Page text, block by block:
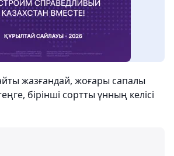
жазғандай, жоғары сапалы
бірінші сортты үнның келісі